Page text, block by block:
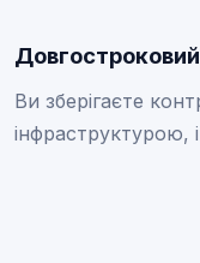
Ви зберігаєте
інфраструктурою,